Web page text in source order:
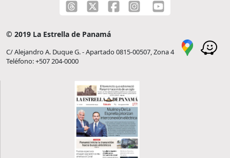
© 2019 La Estrella de Panamá
C/ Alejandro A. Duque G. - Apartado 0815-00507, Zona 4
Teléfono: +507 204-0000